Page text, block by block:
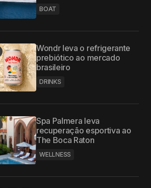
BOAT
Wondr leva o refrigerante
prebiótico ao mercado
brasileiro
DRINKS
Spa Palmera leva
recuperação esportiva ao
The Boca Raton
WELLNESS